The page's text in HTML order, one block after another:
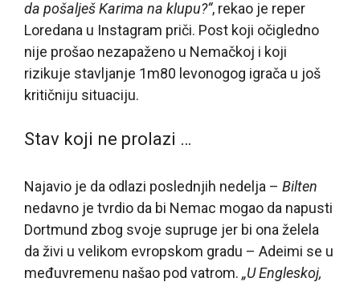
da pošalješ Karima na klupu?“, rekao je reper
Loredana u Instagram priči. Post koji očigledno
nije prošao nezapaženo u Nemačkoj i koji
rizikuje stavljanje 1m80 levonogog igrača u još
kritičniju situaciju.
Stav koji ne prolazi …
Najavio je da odlazi poslednjih nedelja – Bilten
nedavno je tvrdio da bi Nemac mogao da napusti
Dortmund zbog svoje supruge jer bi ona želela
da živi u velikom evropskom gradu – Adeimi se u
međuvremenu našao pod vatrom. „U Engleskoj,